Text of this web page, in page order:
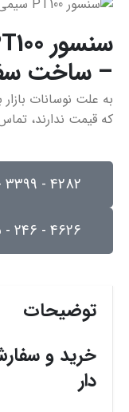
– ساخت
به علت نوسانات
که قیمت ندارند،
4282 - 3399 - 021
4626 - 246 - 0935
توضیحات
دار